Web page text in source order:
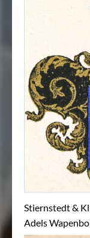
Stiernstedt &
Adels